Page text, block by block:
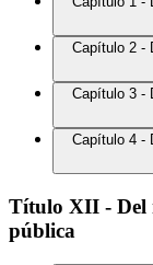
Capítulo 2 -
Capítulo 3 -
Capítulo 4 -
Título XII - Del
pública